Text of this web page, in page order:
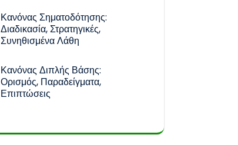
Κανόνας Σηματοδότησης:
Διαδικασία, Στρατηγικές,
Συνηθισμένα Λάθη
Κανόνας Διπλής Βάσης:
Ορισμός, Παραδείγματα,
Επιπτώσεις